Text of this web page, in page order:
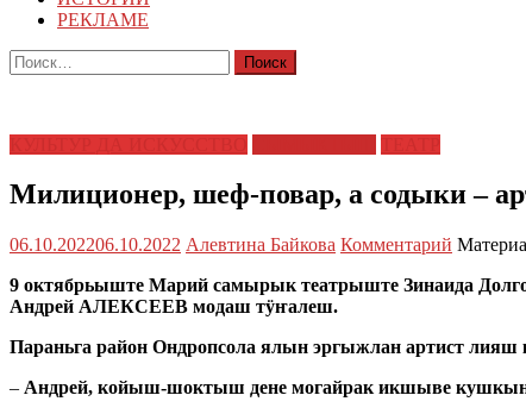
РЕКЛАМЕ
Найти:
Милиционер, шеф-повар, а содыки –
06.10.202206.10.2022 Алевтина Байкова Комментарий
9 октябрьыште Марий самырык театрыште Зинаида
Андрей АЛЕКСЕЕВ модаш тӱҥалеш.
Параньга район Ондропсола ялын эргыжлан артист
– Андрей, койыш-шоктыш дене могайрак икшыве